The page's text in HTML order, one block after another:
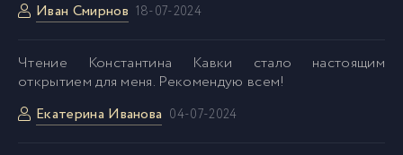
Иван Смирнов 18-07-2024
Чтение Константина Кавки стало настоящим
открытием для меня. Рекомендую всем!
Екатерина Иванова 04-07-2024